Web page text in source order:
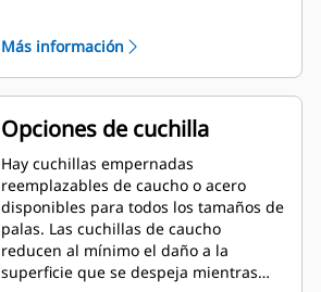
la máquina. Hay disponible una
cuchilla de desplazamiento de caucho
en los tamaños de 2,6 m (8'), 3,2 m
(10') y 3,8 m (12') que se adaptan a
todos los modelos que utilizan un
acoplador de minicargador.
Más información
Opciones de cuchilla
Hay cuchillas empernadas
reemplazables de caucho o acero
disponibles para todos los tamaños de
palas. Las cuchillas de caucho
reducen al mínimo el daño a la
superficie que se despeja mientras